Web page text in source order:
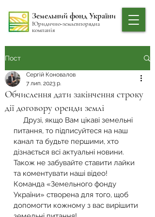
Земельний фонд України
Юридично-землевпорядна
компанія
Пост
Обчислення дати закінчення строку
дії договору оренди землі
Сергій Коновалов
7 лип. 2023 р.
питання, то підписуйтеся на наш
канал та будьте першими, хто
дізнається всі актуальні новини.
Також не забувайте ставити лайки
та коментувати наші відео!
Команда «Земельного фонду
України» створена для того, щоб
допомогти кожному з вас вирішити